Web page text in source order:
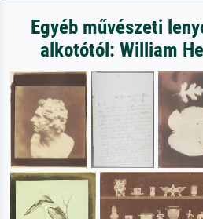
Egyéb művészeti
alkotótól: William